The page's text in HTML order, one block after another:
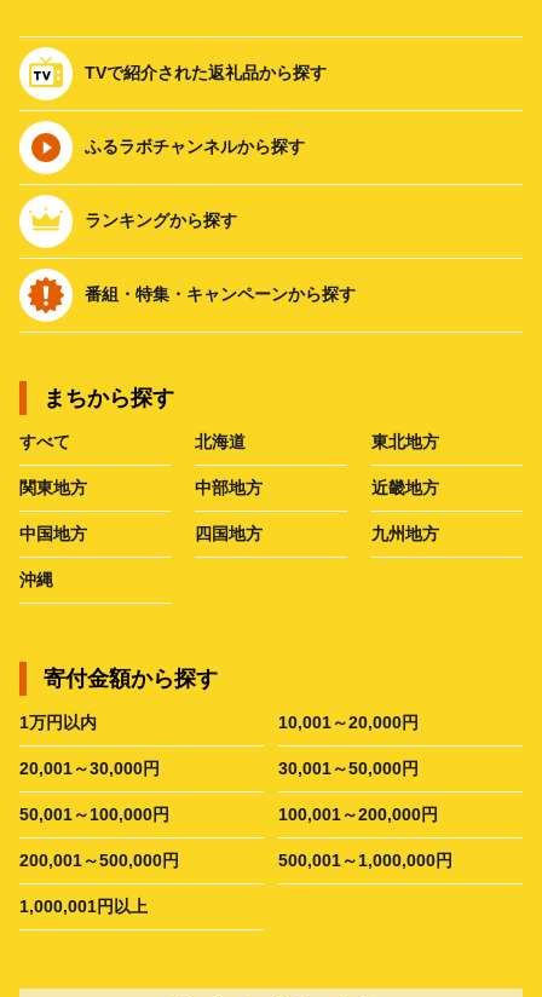
TVで紹介された返礼品から探す
ふるラボチャンネルから探す
ランキングから探す
番組・特集・キャンペーンから探す
まちから探す
すべて 北海道 東北地方
関東地方 中部地方 近畿地方
中国地方 四国地方 九州地方
沖縄
寄付金額から探す
1万円以内 10,001～20,000円
20,001～30,000円 30,001～50,000円
50,001～100,000円 100,001～200,000円
200,001～500,000円 500,001～1,000,000円
1,000,001円以上